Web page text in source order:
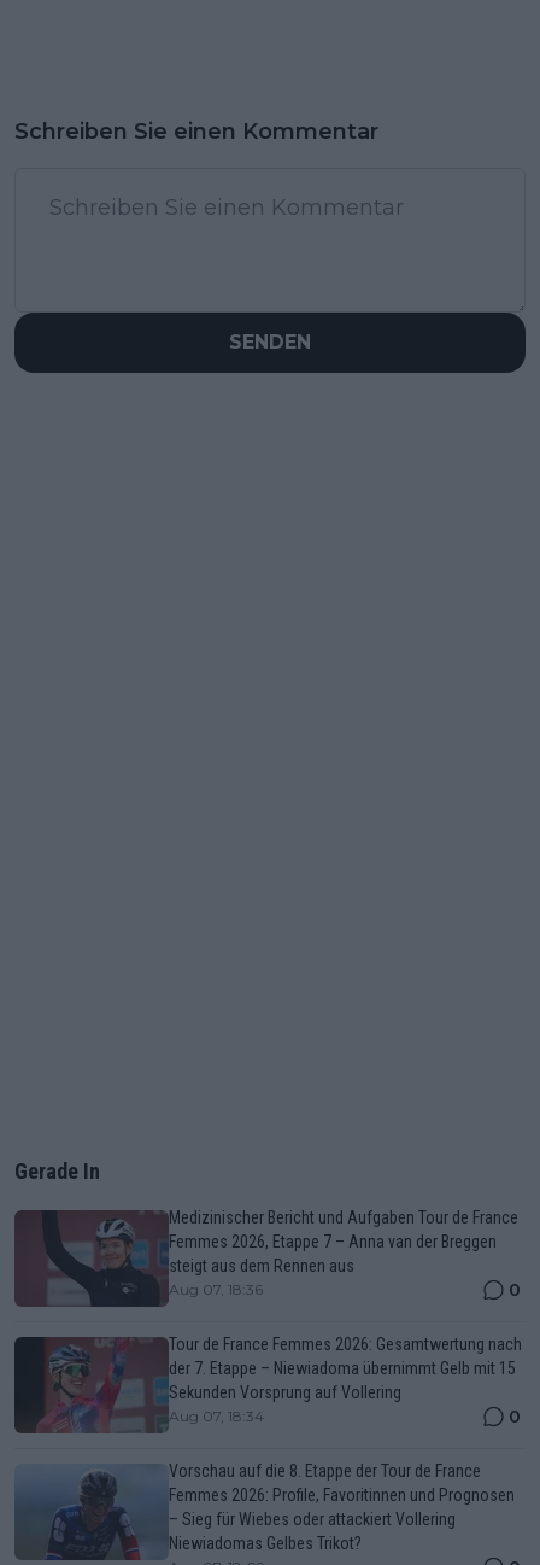
Schreiben Sie einen Kommentar
SENDEN
Gerade In
Medizinischer Bericht und Aufgaben Tour de France
Femmes 2026, Etappe 7 – Anna van der Breggen
steigt aus dem Rennen aus
Aug 07, 18:36 0
Tour de France Femmes 2026: Gesamtwertung nach
der 7. Etappe – Niewiadoma übernimmt Gelb mit 15
Sekunden Vorsprung auf Vollering
Aug 07, 18:34 0
Vorschau auf die 8. Etappe der Tour de France
Femmes 2026: Profile, Favoritinnen und Prognosen
– Sieg für Wiebes oder attackiert Vollering
Niewiadomas Gelbes Trikot?